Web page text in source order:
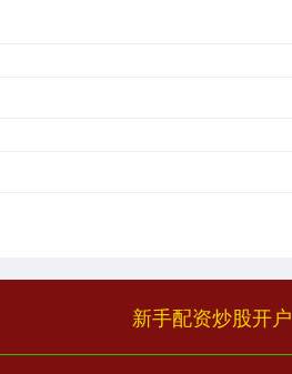
新手配资炒股开户